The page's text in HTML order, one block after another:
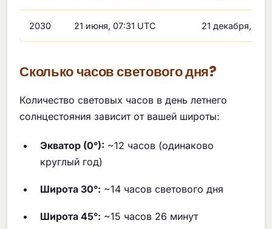
2030 21 июня, 07:31 UTC 21 декабря,
Сколько часов светового дня?
Количество световых часов в день летнего
солнцестояния зависит от вашей широты:
Экватор (0°): ~12 часов (одинаково
круглый год)
Широта 30°: ~14 часов светового дня
Широта 45°: ~15 часов 26 минут